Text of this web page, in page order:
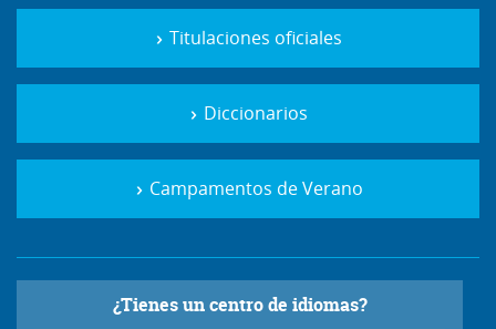
Titulaciones oficiales
Diccionarios
Campamentos de Verano
¿Tienes un centro de idiomas?